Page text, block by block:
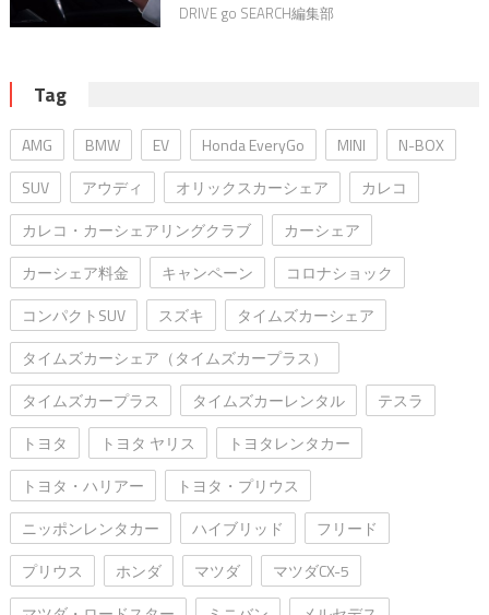
DRIVE go SEARCH編集部
Tag
AMG BMW EV Honda EveryGo MINI
N-BOX
SUV
アウディ オリックスカーシェア
カレコ
カレコ・カーシェアリングクラブ
カーシェア
カーシェア料金
キャンペーン
コロナショック
コンパクトSUV
スズキ
タイムズカーシェア
タイムズカーシェア（タイムズカープラス）
タイムズカープラス
タイムズカーレンタル
テスラ
トヨタ
トヨタ ヤリス
トヨタレンタカー
トヨタ・ハリアー
トヨタ・プリウス
ニッポンレンタカー
ハイブリッド
フリード
プリウス
ホンダ マツダ
マツダCX-5